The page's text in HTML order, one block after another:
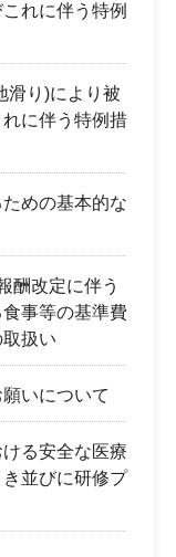
れに伴う特例
滑り)により被
に伴う特例措
ための基本的な
酬改定に伴う
事等の基準費
扱い
いについて
ける安全な医療
並びに研修プ